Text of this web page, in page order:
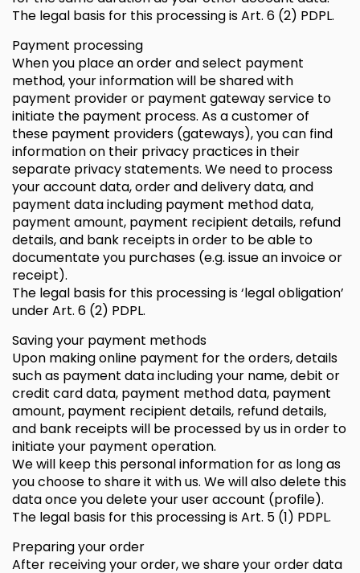
The legal basis for this processing is Art. 6 (2) PDPL.
Payment processing
When you place an order and select payment
method, your information will be shared with
payment provider or payment gateway service to
initiate the payment process. As a customer of
these payment providers (gateways), you can find
information on their privacy practices in their
separate privacy statements. We need to process
your account data, order and delivery data, and
payment data including payment method data,
payment amount, payment recipient details, refund
details, and bank receipts in order to be able to
documentate you purchases (e.g. issue an invoice or
receipt).
The legal basis for this processing is ‘legal obligation’
under Art. 6 (2) PDPL.
Saving your payment methods
Upon making online payment for the orders, details
such as payment data including your name, debit or
credit card data, payment method data, payment
amount, payment recipient details, refund details,
and bank receipts will be processed by us in order to
initiate your payment operation.
We will keep this personal information for as long as
you choose to share it with us. We will also delete this
data once you delete your user account (profile).
The legal basis for this processing is Art. 5 (1) PDPL.
Preparing your order
After receiving your order, we share your order data